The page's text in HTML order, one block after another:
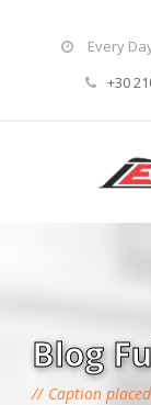
Every
+30
Blog
Caption